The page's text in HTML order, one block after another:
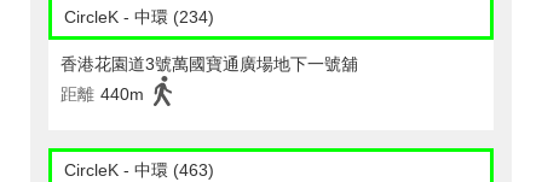
CircleK - 中環 (234)
香港花園道3號萬國寶通廣場地下一號舖
距離 440m
CircleK - 中環 (463)